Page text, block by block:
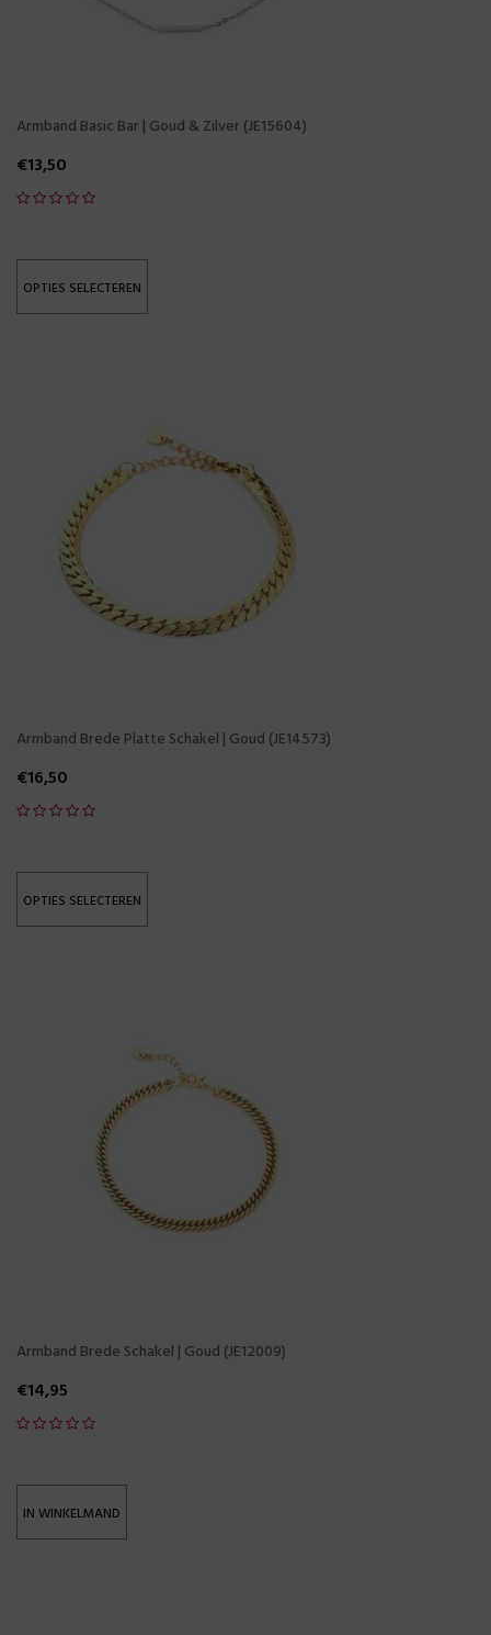
Armband Basic Bar | Goud & Zilver (JE15604)
€13,50
OPTIES SELECTEREN
Armband Brede Platte Schakel | Goud (JE14573)
€16,50
OPTIES SELECTEREN
Armband Brede Schakel | Goud (JE12009)
€14,95
IN WINKELMAND